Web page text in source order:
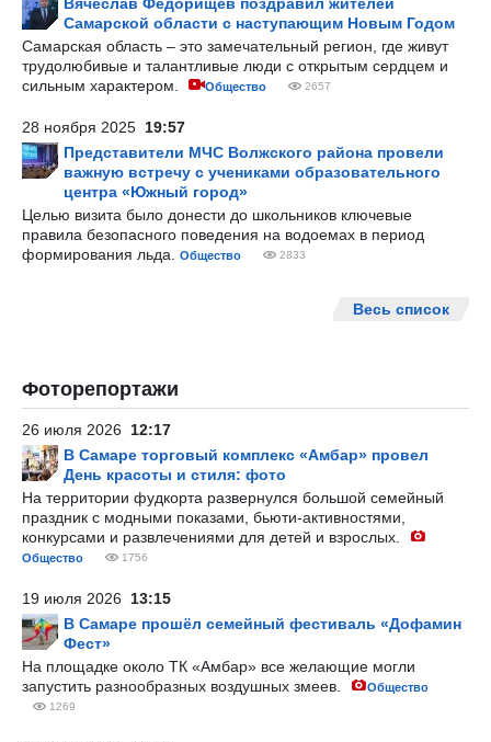
Самарской области с наступающим Новым Годом
Самарская область – это замечательный регион, где живут
трудолюбивые и талантливые люди с открытым сердцем и
сильным характером.
Общество 2657
28 ноября 2025 19:57
Представители МЧС Волжского района провели
важную встречу с учениками образовательного
центра «Южный город»
Целью визита было донести до школьников ключевые
правила безопасного поведения на водоемах в период
формирования льда.
Общество 2833
Весь список
Фоторепортажи
26 июля 2026 12:17
В Самаре торговый комплекс «Амбар» провел
День красоты и стиля: фото
На территории фудкорта развернулся большой семейный
праздник с модными показами, бьюти-активностями,
конкурсами и развлечениями для детей и взрослых.
Общество 1756
19 июля 2026 13:15
В Самаре прошёл семейный фестиваль «Дофамин
Фест»
На площадке около ТК «Амбар» все желающие могли
запустить разнообразных воздушных змеев.
Общество
1269